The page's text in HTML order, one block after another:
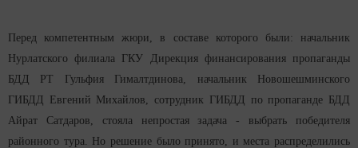
Перед компетентным жюри, в составе которого были: начальник
Нурлатского филиала ГКУ Дирекция финансирования пропаганды
БДД РТ Гульфия Гималтдинова, начальник Новошешминского
ГИБДД Евгений Михайлов, сотрудник ГИБДД по пропаганде БДД
Айрат Сатдаров, стояла непростая задача - выбрать победителя
районного тура. Но решение было принято, и места распределились